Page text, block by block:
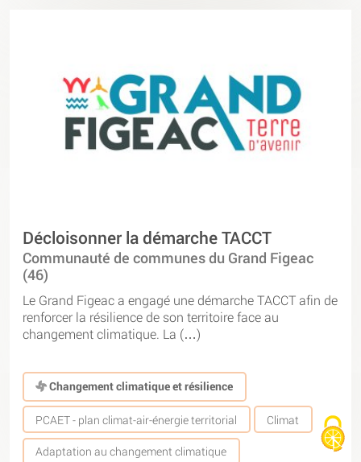
Décloisonner la démarche TACCT
Communauté de communes du Grand Figeac
(46)
Le Grand Figeac a engagé une démarche TACCT afin de
renforcer la résilience de son territoire face au
changement climatique. La (…)
Changement climatique et résilience
PCAET - plan climat-air-énergie territorial Climat
Adaptation au changement climatique